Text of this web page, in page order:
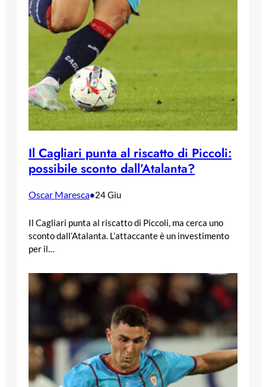
Il Cagliari punta al riscatto di Piccoli:
possibile sconto dall’Atalanta?
Oscar Maresca•24 Giu
Il Cagliari punta al riscatto di Piccoli, ma cerca uno
sconto dall’Atalanta. L’attaccante è un investimento
per il…